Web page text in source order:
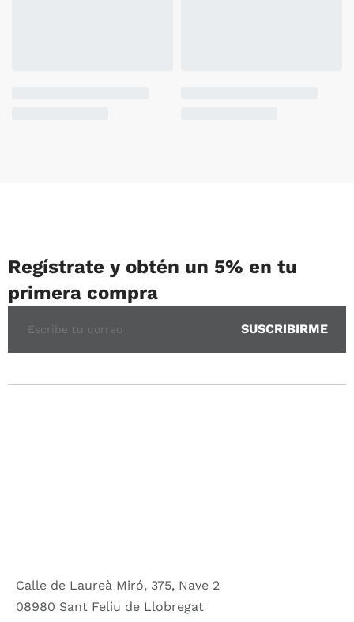
Regístrate y obtén un 5% en tu
primera compra
Calle de Laureà Miró, 375, Nave 2
08980 Sant Feliu de Llobregat